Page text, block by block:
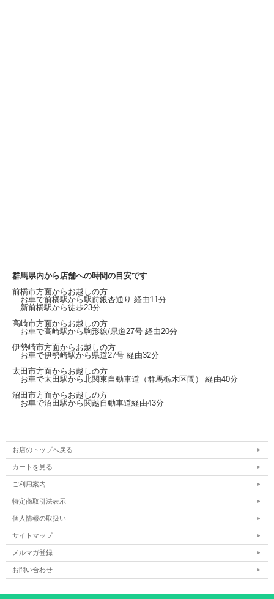
群馬県内から店舗への時間の目安です
前橋市方面からお越しの方
お車で前橋駅から駅前銀杏通り 経由11分
新前橋駅から徒歩23分
高崎市方面からお越しの方
お車で高崎駅から駒形線/県道27号 経由20分
伊勢崎市方面からお越しの方
お車で伊勢崎駅から 県道27号 経由32分
太田市方面からお越しの方
お車で太田駅から北関東自動車道（群馬栃木区間）
経由40分
沼田市方面からお越しの方
お車で沼田駅から関越自動車道経由43分
お店のトップへ戻る
カートを見る
ご利用案内
特定商取引法表示
個人情報の取扱い
サイトマップ
メルマガ登録
お問い合わせ